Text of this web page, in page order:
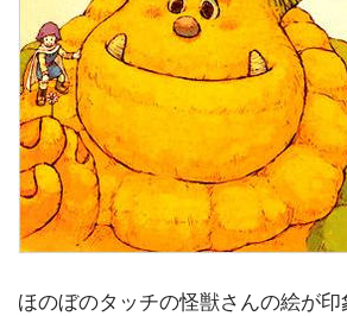
ほのぼのタッチの怪獣さんの絵が印